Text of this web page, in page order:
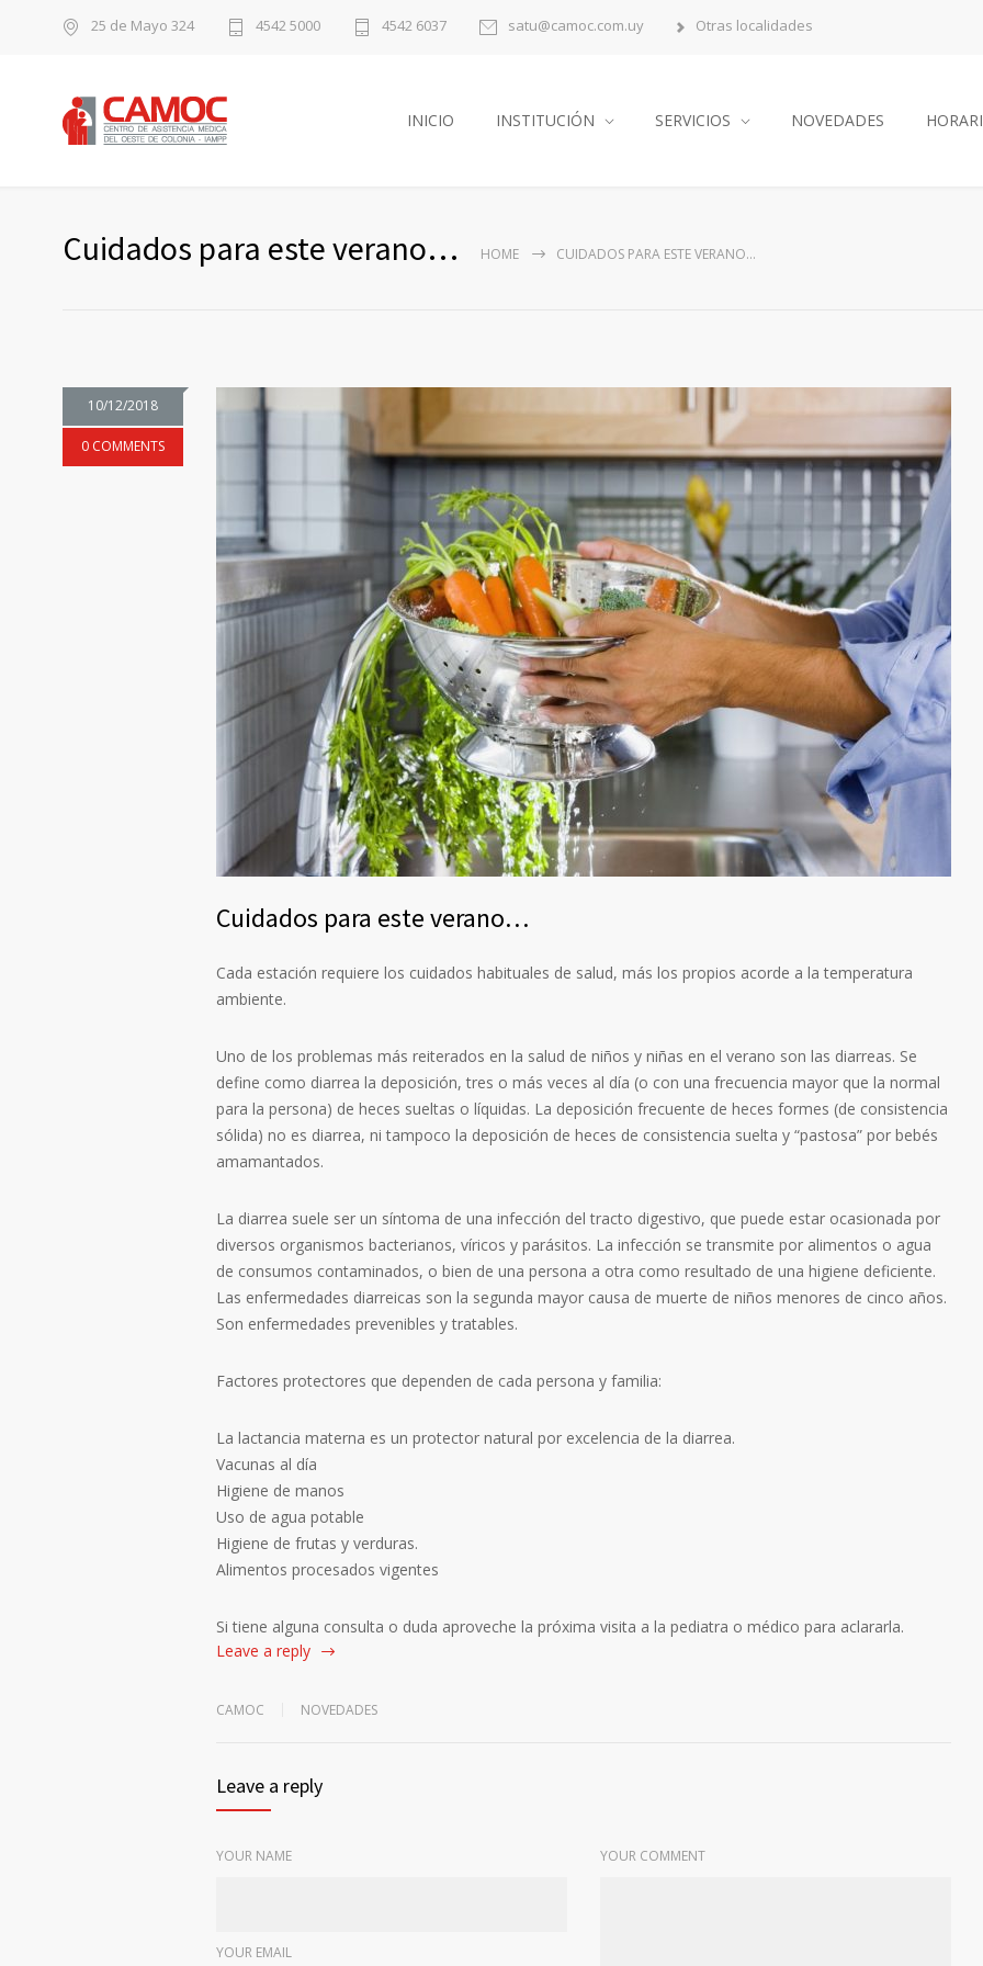
25 de Mayo 324 4542 5000 4542 6037 satu@camoc.com.uy Otras localidades
INICIO INSTITUCIÓN SERVICIOS NOVEDADES
Cuidados para este verano… HOME CUIDADOS PARA ESTE VERANO…
10/12/2018
0 COMMENTS
Cuidados para este verano…
Cada estación requiere los cuidados habituales de salud, más los propios acorde a la temperatura
ambiente.
Uno de los problemas más reiterados en la salud de niños y niñas en el verano son las diarreas. Se
define como diarrea la deposición, tres o más veces al día (o con una frecuencia mayor que la normal
para la persona) de heces sueltas o líquidas. La deposición frecuente de heces formes (de consistencia
sólida) no es diarrea, ni tampoco la deposición de heces de consistencia suelta y “pastosa” por bebés
amamantados.
La diarrea suele ser un síntoma de una infección del tracto digestivo, que puede estar ocasionada por
diversos organismos bacterianos, víricos y parásitos. La infección se transmite por alimentos o agua
de consumos contaminados, o bien de una persona a otra como resultado de una higiene deficiente.
Las enfermedades diarreicas son la segunda mayor causa de muerte de niños menores de cinco años.
Son enfermedades prevenibles y tratables.
Factores protectores que dependen de cada persona y familia:
La lactancia materna es un protector natural por excelencia de la diarrea.
Vacunas al día
Higiene de manos
Uso de agua potable
Higiene de frutas y verduras.
Alimentos procesados vigentes
Si tiene alguna consulta o duda aproveche la próxima visita a la pediatra o médico para aclararla.
Leave a reply
CAMOC NOVEDADES
Leave a reply
YOUR NAME
YOUR EMAIL
YOUR COMMENT